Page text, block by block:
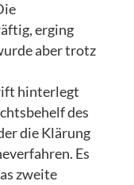
erging
aber trotz
hinterlegt
des
die Klärung
Es
zweite